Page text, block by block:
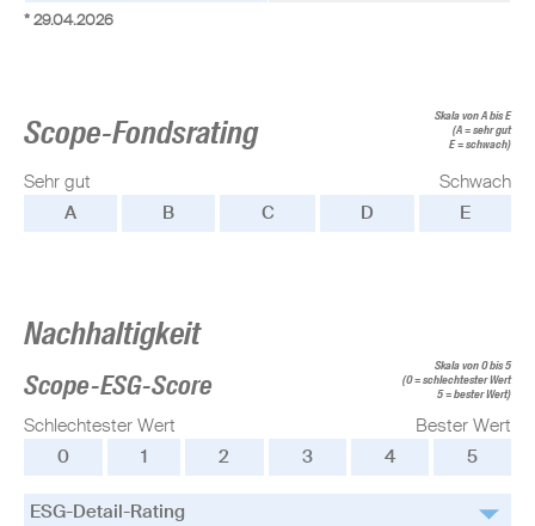
* 29.04.2026
Scope-Fondsrating
Skala von A bis E
(A = sehr gut
E = schwach)
Sehr gut
Schwach
A
B C D E
Nachhaltigkeit
Scope-ESG-Score
Skala von 0 bis 5
(0 = schlechtester Wert
5 = bester Wert)
Schlechtester Wert
Bester Wert
0
1 2 3 4 5
ESG-Detail-Rating